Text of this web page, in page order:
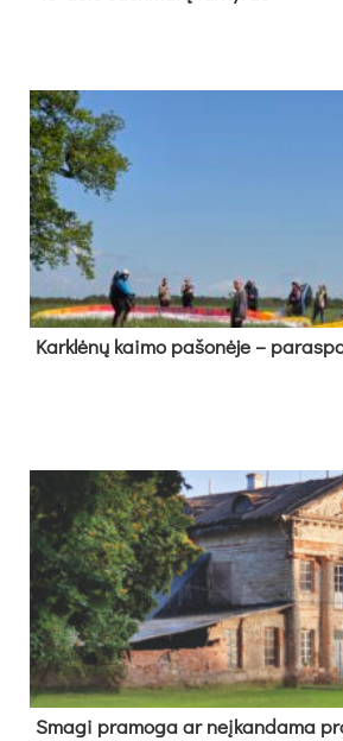
Kark­lė­nų kai­mo pa­šo­nė­je –
Sma­gi pra­mo­ga ar neį­kan­da­ma